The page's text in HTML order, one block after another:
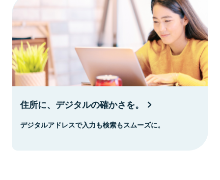
住所に、デジタルの確かさを。
デジタルアドレスで入力も検索もスムーズに。